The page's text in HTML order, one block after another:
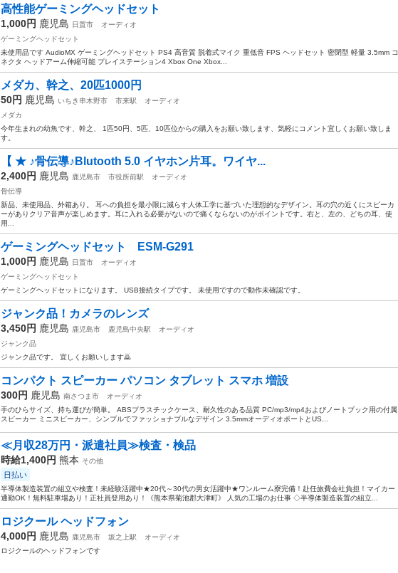
高性能ゲーミングヘッドセット
1,000円 鹿児島 日置市
オーディオ
ゲーミングヘッドセット
未使用品です AudioMX ゲーミングヘッドセット PS4 高音質 脱着式マイク 重低音 FPS ヘッドセット 密閉型 軽量 3.5mm コ
ネクタ ヘッドアーム伸縮可能 プレイステーション4 Xbox One Xbox...
メダカ、幹之、20匹1000円
50円 鹿児島 いちき串木野市 市来駅
オーディオ
メダカ
今年生まれの幼魚です、幹之、 1匹50円、5匹、10匹位からの購入をお願い致します、気軽にコメント宜しくお願い致しま
す。
【 ★ ♪骨伝導♪Blutooth 5.0 イヤホン片耳。ワイヤ...
2,400円 鹿児島 鹿児島市 市役所前駅
オーディオ
骨伝導
新品、未使用品、外箱あり。 耳への負担を最小限に減らす人体工学に基づいた理想的なデザイン。耳の穴の近くにスピーカ
ーがありクリア音声が楽しめます。耳に入れる必要がないので痛くならないのがポイントです。右と、左の、どちの耳、使
用...
ゲーミングヘッドセット ESM-G291
1,000円 鹿児島 日置市
オーディオ
ゲーミングヘッドセット
ゲーミングヘッドセットになります。 USB接続タイプです。 未使用ですので動作未確認です。
ジャンク品！カメラのレンズ
3,450円 鹿児島 鹿児島市 鹿児島中央駅
オーディオ
ジャンク品
ジャンク品です。 宜しくお願いします🙇
コンパクト スピーカー パソコン タブレット スマホ 増設
300円 鹿児島 南さつま市
オーディオ
手のひらサイズ、持ち運びが簡単。 ABSプラスチックケース、耐久性のある品質 PC/mp3/mp4およびノートブック用の付属
スピーカー ミニスピーカー、シンプルでファッショナブルなデザイン 3.5mmオーディオポートとUS...
≪月収28万円・派遣社員≫検査・検品
時給1,400円 熊本 その他
日払い
半導体製造装置の組立や検査！未経験活躍中★20代～30代の男女活躍中★ワンルーム寮完備！赴任旅費会社負担！マイカー
通勤OK！無料駐車場あり！正社員登用あり！《熊本県菊池郡大津町》 人気の工場のお仕事 ◇半導体製造装置の組立...
ロジクール ヘッドフォン
4,000円 鹿児島 鹿児島市 坂之上駅
オーディオ
ロジクールのヘッドフォンです